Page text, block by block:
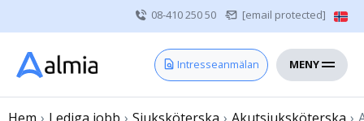
08-410 250 50 [email protected]
Intresseanmälan MENY
Hem
Vårdgivare
Hem › Lediga jobb › Sjuksköterska › Akutsjuksköterska ›